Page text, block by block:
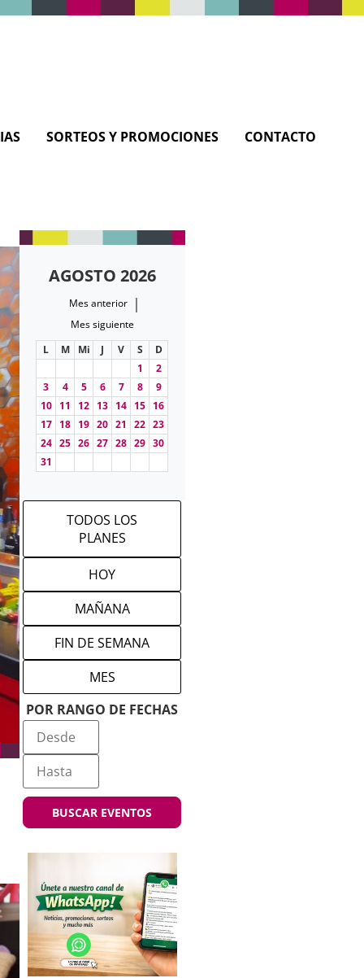
SORTEOS Y PROMOCIONES CONTACTO
AGOSTO 2026
Mes anterior |
Mes siguiente
L
M Mi J V S
D
1
2
3
4 5 6 7 8
9
10 11 12 13 14 15 16
17 18 19 20 21 22 23
24 25 26 27 28 29 30
31
TODOS LOS
PLANES
HOY
MAÑANA
FIN DE SEMANA
MES
POR RANGO DE FECHAS
BUSCAR EVENTOS